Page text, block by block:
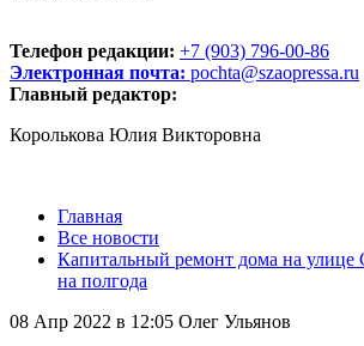
Телефон редакции: +7 (903) 796-00-86
Электронная почта: pochta@szaopressa.ru
Главный редактор:
Королькова Юлия Викторовна
Главная
Все новости
Капитальный ремонт дома на улице
на полгода
08 Апр 2022 в 12:05 Олег Ульянов